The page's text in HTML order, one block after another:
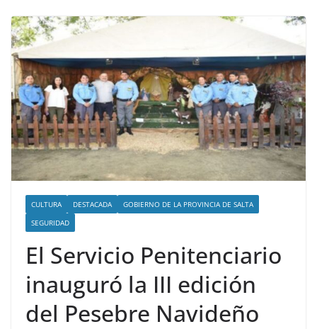
CULTURA DESTACADA
GOBIERNO DE LA PROVINCIA DE SALTA
SEGURIDAD
El Servicio Penitenciario
inauguró la III edición
del Pesebre Navideño